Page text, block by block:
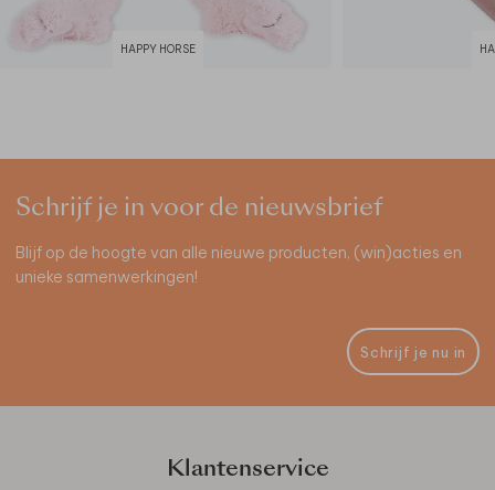
HAPPY HORSE
Schrijf je in voor de nieuwsbrief
Blijf op de hoogte van alle nieuwe producten, (win)acties en
unieke samenwerkingen!
Schrijf je nu in
Klantenservice